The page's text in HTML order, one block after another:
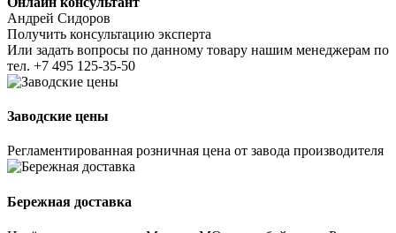
Андрей Сидоров
Получить консультацию эксперта
Или задать вопросы по данному товару нашим менеджерам по
тел. +7 495 125-35-50
Заводские цены
Регламентированная розничная цена от завода производителя
Бережная доставка